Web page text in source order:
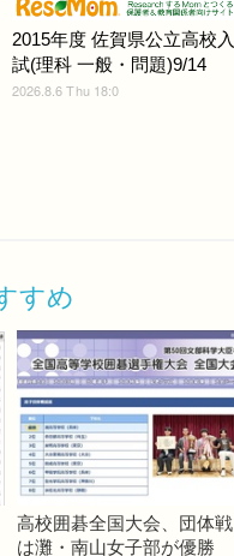
2015年度 佐賀県公立高校入
試(理科 一般・問題)9/14
2026.8.6 Thu 18:0
すめ
高校囲碁全国大会、団体戦
は灘・南山女子部が優勝